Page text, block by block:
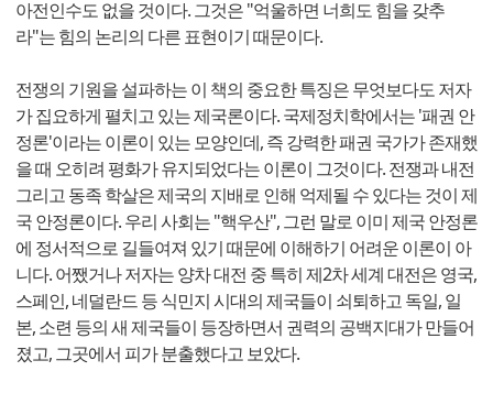
아전인수도 없을 것이다. 그것은 "억울하면 너희도 힘을 갖추
라"는 힘의 논리의 다른 표현이기 때문이다.
전쟁의 기원을 설파하는 이 책의 중요한 특징은 무엇보다도 저자
가 집요하게 펼치고 있는 제국론이다. 국제정치학에서는 '패권 안
정론'이라는 이론이 있는 모양인데, 즉 강력한 패권 국가가 존재했
을 때 오히려 평화가 유지되었다는 이론이 그것이다. 전쟁과 내전
그리고 동족 학살은 제국의 지배로 인해 억제될 수 있다는 것이 제
국 안정론이다. 우리 사회는 "핵우산", 그런 말로 이미 제국 안정론
에 정서적으로 길들여져 있기 때문에 이해하기 어려운 이론이 아
니다. 어쨌거나 저자는 양차 대전 중 특히 제2차 세계 대전은 영국,
스페인, 네덜란드 등 식민지 시대의 제국들이 쇠퇴하고 독일, 일
본, 소련 등의 새 제국들이 등장하면서 권력의 공백지대가 만들어
졌고, 그곳에서 피가 분출했다고 보았다.